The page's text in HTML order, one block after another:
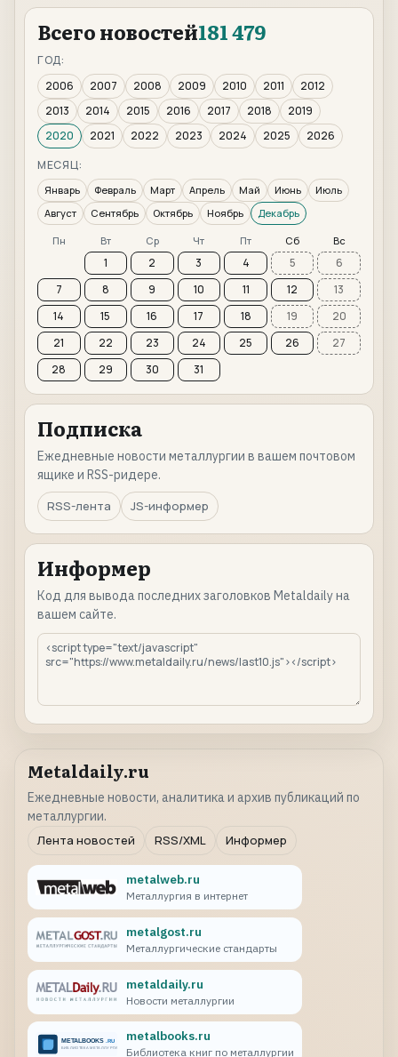
Всего новостей181 479
ГОД:
2006
2007 2008 2009 2010 2011
2012
2013
2014 2015 2016 2017 2018
2019
2020
2021 2022 2023 2024 2025
2026
МЕСЯЦ:
Январь Февраль Март Апрель Май Июнь
Июль
Август
Сентябрь Октябрь Ноябрь Декабрь
Пн Вт Ср Чт Пт Сб Вс
1 2 3 4 5
6
7
8 9 10 11 12
13
14
15 16 17 18 19
20
21
22 23 24 25 26
27
28
29 30 31
Подписка
Ежедневные новости металлургии в вашем почтовом
ящике и RSS-ридере.
RSS-лента
JS-информер
Информер
Код для вывода последних заголовков Metaldaily на
вашем сайте.
Metaldaily.ru
Ежедневные новости, аналитика и архив публикаций по
металлургии.
Лента новостей
RSS/XML Информер
metalweb.ru
Металлургия в интернет
metalgost.ru
Металлургические стандарты
metaldaily.ru
Новости металлургии
metalbooks.ru
Библиотека книг по металлургии